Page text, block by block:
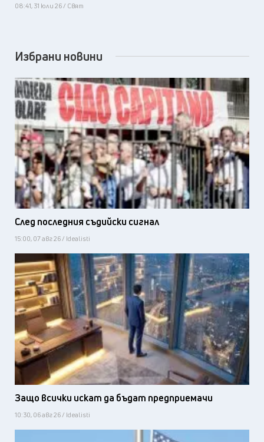
08:41, 31 юли 26 / Свят
Избрани новини
След последния съдийски сигнал
15:00, 07 авг 26 / Idealisti
Защо всички искат да бъдат предприемачи
10:30, 06 авг 26 / Idealisti